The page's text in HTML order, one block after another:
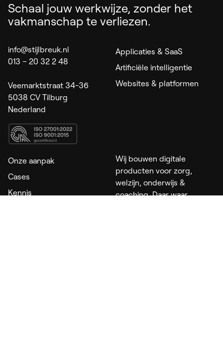
Schaal jouw werkwijze, zonder het
vakmanschap te verliezen.
info@stijlbreuk.nl
013 – 20 32 2 48
Veemarktstraat 34-36
5038 CV Tilburg
Nederland
Applicaties & SaaS
Artificiële intelligentie
Websites & platformen
Onze aanpak
Cases
Kennis
Wij bouwen digitale
producten voor zorg,
welzijn, onderwijs &
coaching. Daar waar